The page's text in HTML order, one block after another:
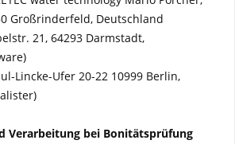
Großrinderfeld, Deutschland
21, 64293 Darmstadt,
Lincke-Ufer 20-22 10999 Berlin,
Verarbeitung bei Bonitätsprüfung